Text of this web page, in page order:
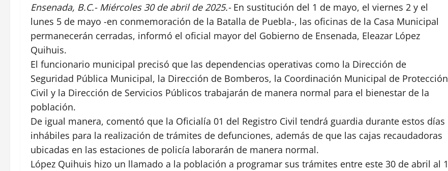
Ensenada, B.C.- Miércoles 30 de abril de 2025.-En sustitución del 1 de mayo, el viernes 2 y el
lunes 5 de mayo -en conmemoración de la Batalla de Puebla-, las oficinas de la Casa Municipal
permanecerán cerradas, informó el oficial mayor del Gobierno de Ensenada, Eleazar López
Quihuis.
El funcionario municipal precisó que las dependencias operativas como la Dirección de
Seguridad Pública Municipal, la Dirección de Bomberos, la Coordinación Municipal de Protección
Civil y la Dirección de Servicios Públicos trabajarán de manera normal para el bienestar de la
población.
De igual manera, comentó que la Oficialía 01 del Registro Civil tendrá guardia durante estos días
inhábiles para la realización de trámites de defunciones, además de que las cajas recaudadoras
ubicadas en las estaciones de policía laborarán de manera normal.
López Quihuis hizo un llamado a la población a programar sus trámites entre este 30 de abril al 1